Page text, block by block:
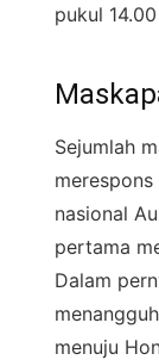
pukul
Sejumlah
nasional
pertama
Dalam
menuju